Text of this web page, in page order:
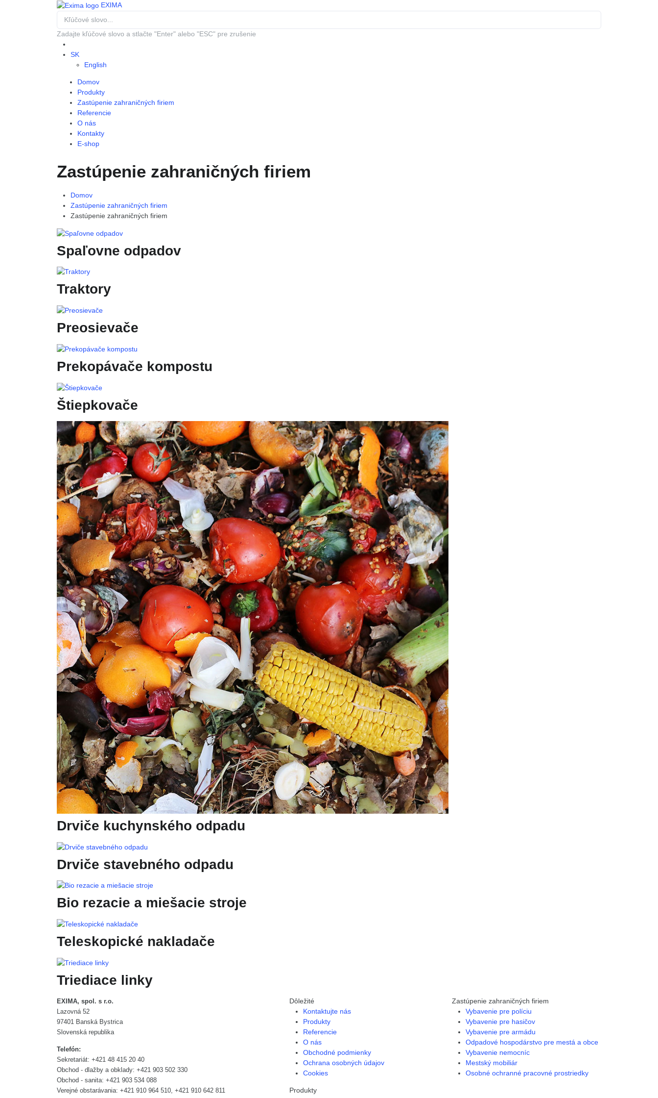
EXIMA
Zadajte kľúčové slovo a stlačte "Enter" alebo "ESC" pre zrušenie
SK
English
Domov
Produkty
Zastúpenie zahraničných firiem
Referencie
O nás
Kontakty
E-shop
Zastúpenie zahraničných firiem
Domov
Zastúpenie zahraničných firiem
Zastúpenie zahraničných firiem
Spaľovne odpadov
Traktory
Preosievače
Prekopávače kompostu
Štiepkovače
Drviče kuchynského odpadu
Drviče stavebného odpadu
Bio rezacie a miešacie stroje
Teleskopické nakladače
Triediace linky
EXIMA, spol. s r.o.
Lazovná 52
97401 Banská Bystrica
Slovenská republika
Telefón:
Sekretariát: +421 48 415 20 40
Obchod - dlažby a obklady: +421 903 502 330
Obchod - sanita: +421 903 534 088
Verejné obstarávania: +421 910 964 510, +421 910 642 811
Dôležité
Kontaktujte nás
Produkty
Referencie
O nás
Obchodné podmienky
Ochrana osobných údajov
Cookies
Zastúpenie zahraničných firiem
Vybavenie pre políciu
Vybavenie pre hasičov
Vybavenie pre armádu
Odpadové hospodárstvo pre mestá a obce
Vybavenie nemocníc
Mestský mobiliár
Osobné ochranné pracovné prostriedky
Produkty